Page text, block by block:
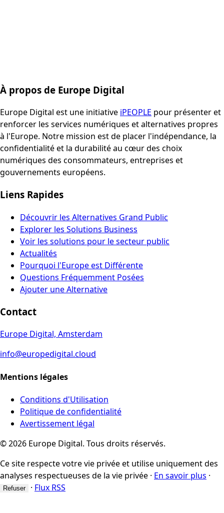
À propos de Europe Digital
Europe Digital est une initiative iPEOPLE pour présenter et
renforcer les services numériques et alternatives propres
à l'Europe. Notre mission est de placer l'indépendance, la
confidentialité et la durabilité au cœur des choix
numériques des consommateurs, entreprises et
gouvernements européens.
Liens Rapides
Découvrir les Alternatives Grand Public
Explorer les Solutions Business
Voir les solutions pour le secteur public
Actualités
Pourquoi l'Europe est Différente
Questions Fréquemment Posées
Ajouter une Alternative
Contact
Europe Digital, Amsterdam
info@europedigital.cloud
Mentions légales
Conditions d'Utilisation
Politique de confidentialité
Avertissement légal
© 2026 Europe Digital. Tous droits réservés.
Ce site respecte votre vie privée et utilise uniquement des
analyses respectueuses de la vie privée · En savoir plus ·
Refuser · Flux RSS